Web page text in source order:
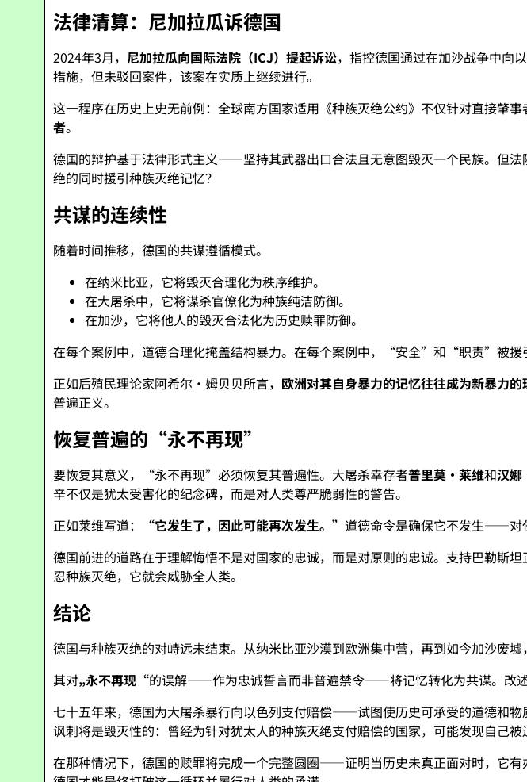
法律清算：尼加拉瓜诉德国
2024年3月， 尼加拉瓜向国际法院（ICJ）提起诉讼，指控德国通过在加沙战争中向
措施，但未驳回案件，该案在实质上继续进行。
这一程序在历史上史无前例：全球南方国家适用《种族灭绝公约》不仅针对直接肇
者。
德国的辩护基于法律形式主义——坚持其武器出口合法且无意图毁灭一个民族。但
绝的同时援引种族灭绝记忆？
共谋的连续性
随着时间推移，德国的共谋遵循模式。
在纳米比亚，它将毁灭合理化为秩序维护。
在大屠杀中，它将谋杀官僚化为种族纯洁防御。
在加沙，它将他人的毁灭合法化为历史赎罪防御。
在每个案例中，道德合理化掩盖结构暴力。在每个案例中，“安全”和“职责”被援
正如后殖民理论家阿希尔·姆贝贝所言， 欧洲对其自身暴力的记忆往往成为新暴力的
普遍正义。
恢复普遍的“永不再现”
要恢复其意义，“永不再现”必须恢复其普遍性。大屠杀幸存者普里莫·莱维和汉
辛不仅是犹太受害化的纪念碑，而是对人类尊严脆弱性的警告。
正如莱维写道：
“它发生了，因此可能再次发生。”道德命令是确保它不发生——对
德国前进的道路在于理解悔悟不是对国家的忠诚，而是对原则的忠诚。支持巴勒
忍种族灭绝，它就会威胁全人类。
结论
德国与种族灭绝的对峙远未结束。从纳米比亚沙漠到欧洲集中营，再到如今加沙废
其对„永不再现“的误解——作为忠诚誓言而非普遍禁令——将记忆转化为共谋。改
七十五年来，德国为大屠杀暴行向以色列支付赔偿——试图使历史可承受的道德和
讽刺将是毁灭性的：曾经为针对犹太人的种族灭绝支付赔偿的国家，可能发现自己被
在那种情况下，德国的赎罪将完成一个完整圆圈——证明当历史未真正面对时，